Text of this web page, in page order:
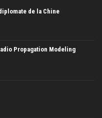
de la Chine
Propagation Modeling